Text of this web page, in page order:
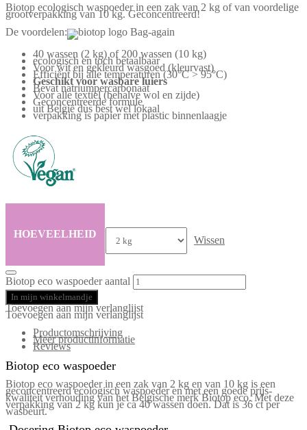
Biotop ecologisch waspoeder in een zak van 2 kg of van voordelige
grootverpakking van 10 kg. Geconcentreerd!
De voordelen:
40 wassen (2 kg) of 200 wassen (10 kg)
ecologisch en toch betaalbaar
Voor wit en gekleurd wasgoed (kleurvast)
Efficiënt bij alle temperaturen (30°C > 95°C)
Geschikt voor wasbare luiers
Bevat natriumpercarbonaat
Voor alle textiel (behalve wol en zijde)
Geconcentreerde formule
uit België dus best wel lokaal
verpakking is papier met plastic binnenlaagje
HOEVEELHEID
Wissen
Biotop eco waspoeder aantal
In mijn winkelmandje
Toevoegen aan mijn verlanglijst
Toevoegen aan mijn verlanglijst
Productomschrijving
Meer productinformatie
Reviews
Biotop eco waspoeder
Biotop eco waspoeder in een zak van 2 kg en van 10 kg is een
geconcentreerd ecologisch waspoeder en met een goede prijs-
kwaliteit verhouding van het Belgische merk Biotop eco. Met deze
verpakking van 2 kg kun je ca 40 wassen doen. Dat is 36 ct per
wasbeurt.